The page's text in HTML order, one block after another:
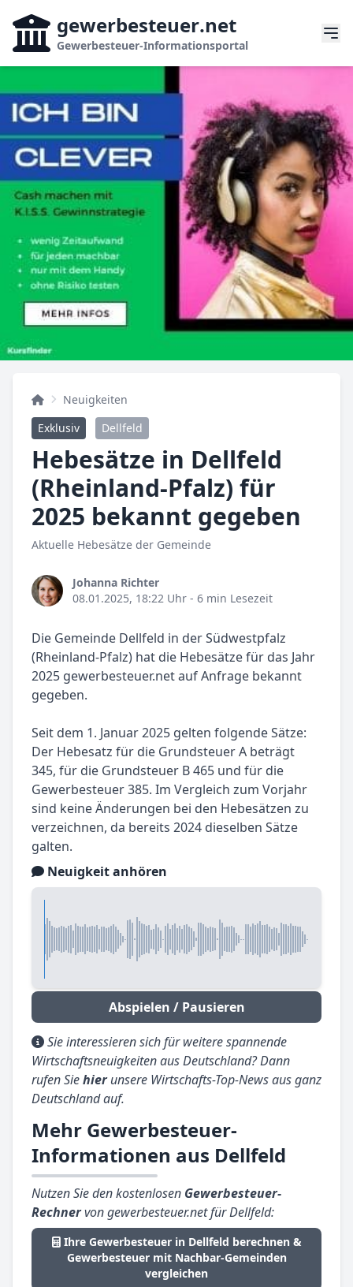
gewerbesteuer.net
Gewerbesteuer-Informationsportal
Neuigkeiten
Exklusiv
Dellfeld
Hebesätze in Dellfeld
(Rheinland-Pfalz) für
2025 bekannt gegeben
Aktuelle Hebesätze der Gemeinde
Johanna Richter
08.01.2025, 18:22 Uhr - 6 min Lesezeit
Die Gemeinde Dellfeld in der Südwestpfalz
(Rheinland-Pfalz) hat die Hebesätze für das Jahr
2025 gewerbesteuer.net auf Anfrage bekannt
gegeben.
Seit dem 1. Januar 2025 gelten folgende Sätze:
Der Hebesatz für die Grundsteuer A beträgt
345, für die Grundsteuer B 465 und für die
Gewerbesteuer 385. Im Vergleich zum Vorjahr
sind keine Änderungen bei den Hebesätzen zu
verzeichnen, da bereits 2024 dieselben Sätze
galten.
Neuigkeit anhören
Abspielen / Pausieren
Sie interessieren sich für weitere spannende
Wirtschaftsneuigkeiten aus Deutschland? Dann
rufen Siehierunsere Wirtschafts-Top-News aus ganz
Deutschland auf.
Mehr Gewerbesteuer-
Informationen aus Dellfeld
Nutzen Sie den kostenlosen Gewerbesteuer-
Rechnervon gewerbesteuer.net für Dellfeld:
Ihre Gewerbesteuer in Dellfeld berechnen &
Gewerbesteuer mit Nachbar-Gemeinden
vergleichen